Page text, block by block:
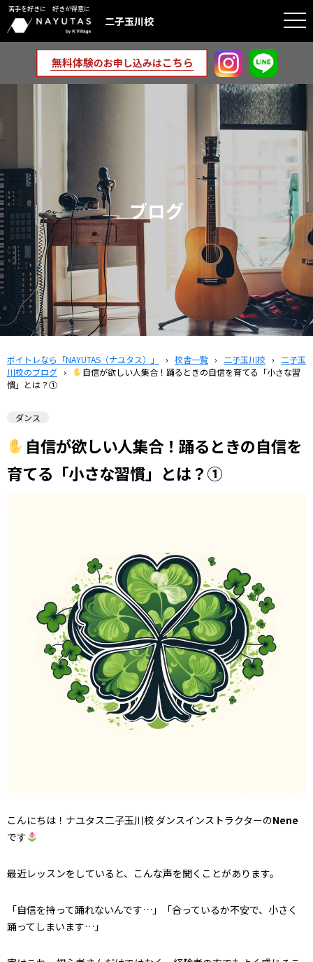
苦手を好きに 好きが得意に
二子玉川校
ブログ
ボイトレなら「NAYUTAS（ナユタス）」 › 校舎一覧 › 二子玉川校 ›
二子玉
川校のブログ ›
自信が欲しい人集合！踊るときの自信を育てる「小さな習
慣」とは？①
ダンス
自信が欲しい人集合！踊るときの自信を
育てる「小さな習慣」とは？①
こんにちは！ナユタス二子玉川校 ダンスインストラクターのNene
です
最近レッスンをしていると、こんな声を聞くことがあります。
「自信を持って踊れないんです…」「合っているか不安で、小さく
踊ってしまいます…」